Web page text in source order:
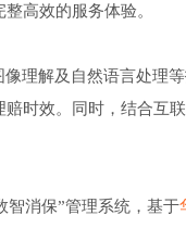
高效的服务体验。
像理解及自然语言处理
时效。同时，结合互
智消保”管理系统，基于